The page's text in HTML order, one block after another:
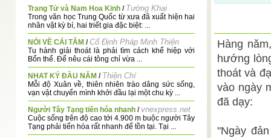
Trang Tử và Nam Hoa Kinh / Tường Khai
Trong văn học Trung Quốc từ xưa đã xuất hiện hai
nhân vật kỳ bí, hai triết gia đặc biệt: ...
NÓI VỀ CÁI TÂM /Cố Định Pháp Minh Thiện
Tu hành giải thoát là phải tìm cách khế hiệp với
Bổn thể. Để nêu cái tông chỉ vừa ...
NHAT KÝ ĐẦU NĂM / Thiện Chí
Mỗi độ Xuân về, thiên nhiên trào dâng sức sống,
vạn vật chuyển mình khởi đầu lại một chu kỳ ...
Người Tây Tạng tiến hóa nhanh / vnexpress.net
Cuộc sống trên độ cao tới 4.900 m buộc người Tây
Tạng phải tiến hóa rất nhanh để tồn tại. Tại ...
Hàng
hướng
thoát và
vào ngày
đã dạy:
"Ngày